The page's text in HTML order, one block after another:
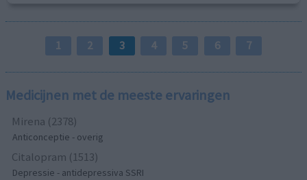
1 2 3 4 5 6 7
Medicijnen met de meeste ervaringen
Mirena (2378)
Anticonceptie - overig
Citalopram (1513)
Depressie - antidepressiva SSRI